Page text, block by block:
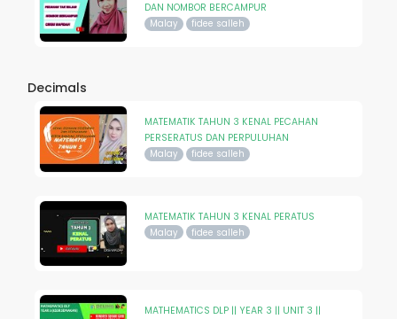
DAN NOMBOR BERCAMPUR
Malay fidee salleh
Decimals
MATEMATIK TAHUN 3 KENAL PECAHAN
PERSERATUS DAN PERPULUHAN
Malay fidee salleh
MATEMATIK TAHUN 3 KENAL PERATUS
Malay fidee salleh
MATHEMATICS DLP || YEAR 3 || UNIT 3 ||